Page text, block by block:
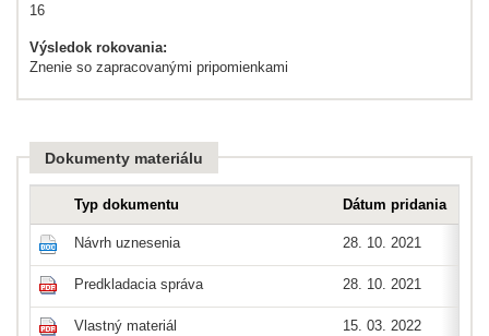
16
Výsledok rokovania:
Znenie so zapracovanými pripomienkami
Dokumenty materiálu
Typ dokumentu Dátum pridania
Návrh uznesenia 28. 10. 2021
Predkladacia správa 28. 10. 2021
Vlastný materiál 15. 03. 2022